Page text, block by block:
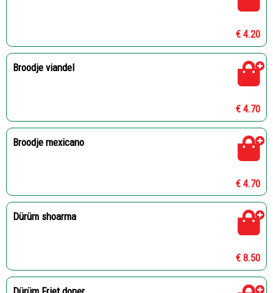
€ 4.20
Broodje viandel
€ 4.70
Broodje mexicano
€ 4.70
Dürüm shoarma
€ 8.50